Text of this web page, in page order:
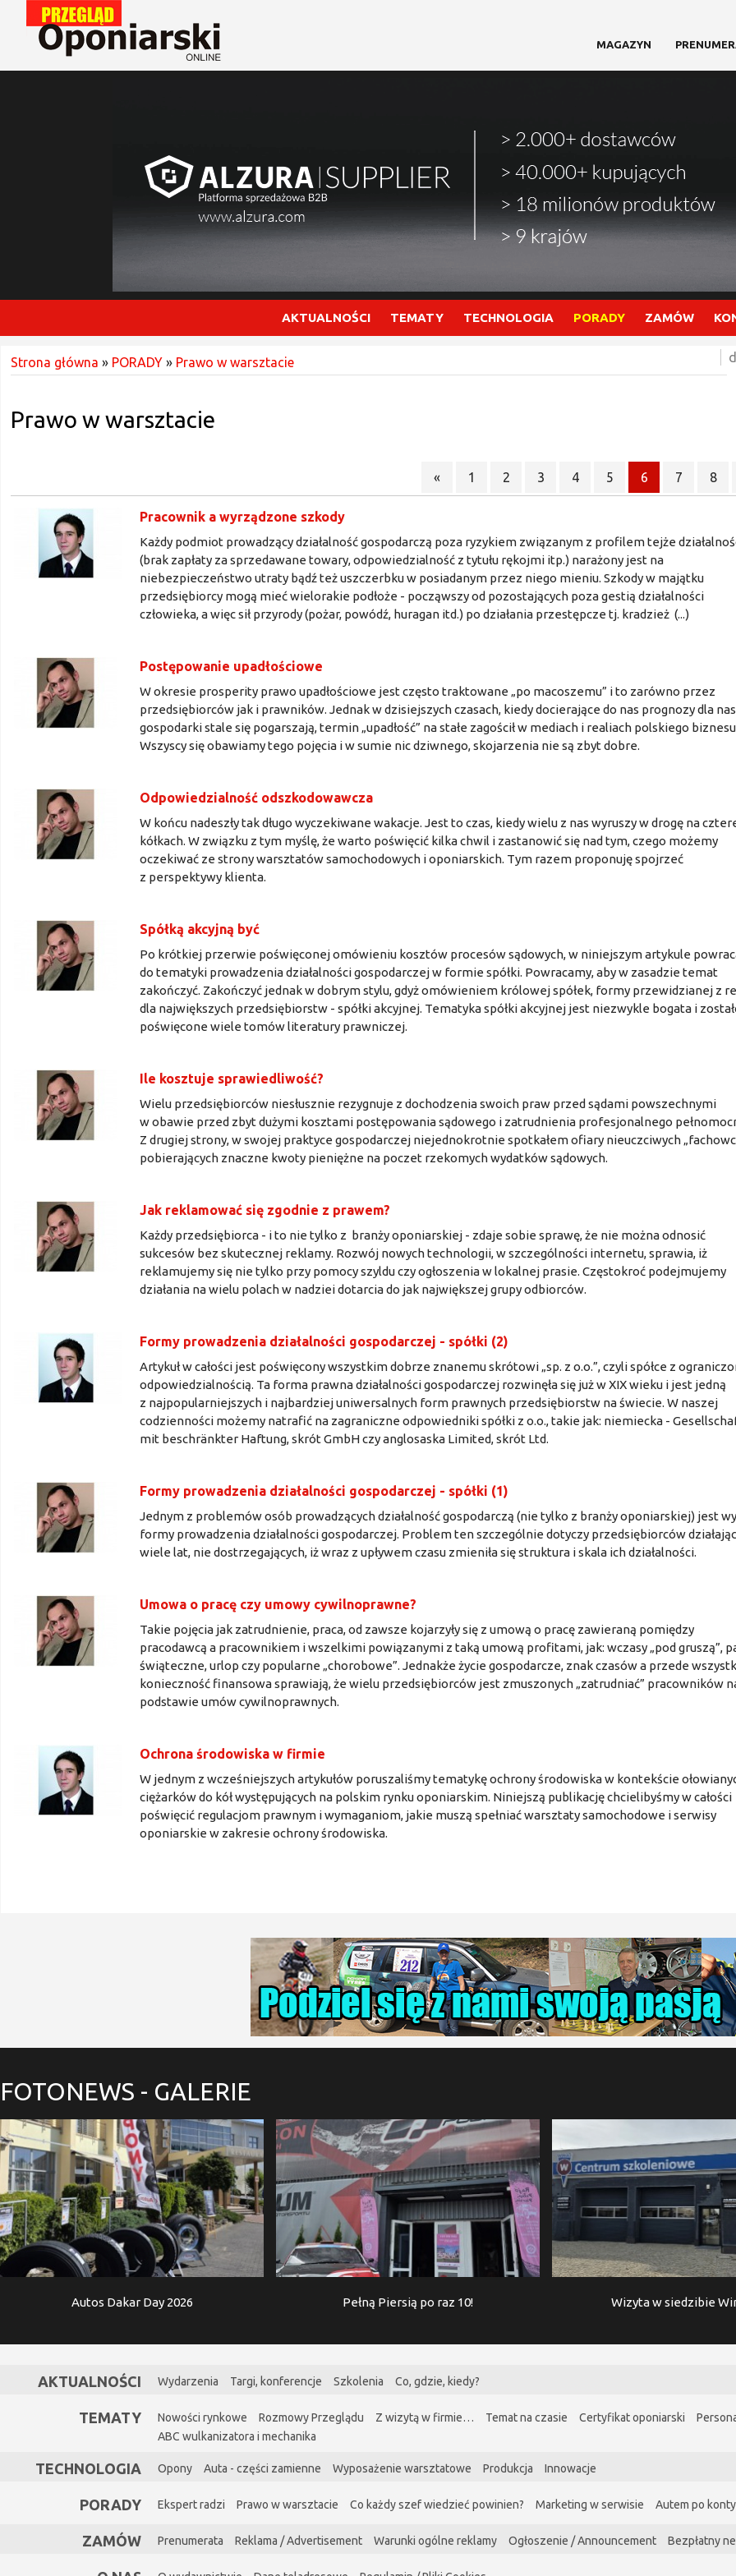
MAGAZYN
AKTUALNOŚCI TEMATY TECHNOLOGIA PORADY ZAMÓW
Strona główna » PORADY » Prawo w warsztacie
Prawo w warsztacie
« 1 2 3 4 5 6 7 8
Pracownik a wyrządzone szkody
Każdy podmiot prowadzący działalność gospodarczą poza ryzykiem związanym z profilem tejże
(brak zapłaty za sprzedawane towary, odpowiedzialność z tytułu rękojmi itp.) narażony jest na
niebezpieczeństwo utraty bądź też uszczerbku w posiadanym przez niego mieniu. Szkody w majątku
przedsiębiorcy mogą mieć wielorakie podłoże - począwszy od pozostających poza gestią działalności
człowieka, a więc sił przyrody (pożar, powódź, huragan itd.) po działania przestępcze tj. kradzież (...)
Postępowanie upadłościowe
W okresie prosperity prawo upadłościowe jest często traktowane „po macoszemu” i to zarówno przez
przedsiębiorców jak i prawników. Jednak w dzisiejszych czasach, kiedy docierające do nas prognozy dla
gospodarki stale się pogarszają, termin „upadłość” na stałe zagościł w mediach i realiach polskiego
Wszyscy się obawiamy tego pojęcia i w sumie nic dziwnego, skojarzenia nie są zbyt dobre.
Odpowiedzialność odszkodowawcza
W końcu nadeszły tak długo wyczekiwane wakacje. Jest to czas, kiedy wielu z nas wyruszy w drogę na
kółkach. W związku z tym myślę, że warto poświęcić kilka chwil i zastanowić się nad tym, czego możemy
oczekiwać ze strony warsztatów samochodowych i oponiarskich. Tym razem proponuję spojrzeć
z perspektywy klienta.
Spółką akcyjną być
Po krótkiej przerwie poświęconej omówieniu kosztów procesów sądowych, w niniejszym artykule
do tematyki prowadzenia działalności gospodarczej w formie spółki. Powracamy, aby w zasadzie temat
zakończyć. Zakończyć jednak w dobrym stylu, gdyż omówieniem królowej spółek, formy przewidzianej z
dla największych przedsiębiorstw - spółki akcyjnej. Tematyka spółki akcyjnej jest niezwykle bogata i
poświęcone wiele tomów literatury prawniczej.
Ile kosztuje sprawiedliwość?
Wielu przedsiębiorców niesłusznie rezygnuje z dochodzenia swoich praw przed sądami powszechnymi
w obawie przed zbyt dużymi kosztami postępowania sądowego i zatrudnienia profesjonalnego
Z drugiej strony, w swojej praktyce gospodarczej niejednokrotnie spotkałem ofiary nieuczciwych
pobierających znaczne kwoty pieniężne na poczet rzekomych wydatków sądowych.
Jak reklamować się zgodnie z prawem?
Każdy przedsiębiorca - i to nie tylko z branży oponiarskiej - zdaje sobie sprawę, że nie można odnosić
sukcesów bez skutecznej reklamy. Rozwój nowych technologii, w szczególności internetu, sprawia, iż
reklamujemy się nie tylko przy pomocy szyldu czy ogłoszenia w lokalnej prasie. Częstokroć podejmujemy
działania na wielu polach w nadziei dotarcia do jak największej grupy odbiorców.
Formy prowadzenia działalności gospodarczej - spółki (2)
Artykuł w całości jest poświęcony wszystkim dobrze znanemu skrótowi „sp. z o.o.”, czyli spółce z
odpowiedzialnością. Ta forma prawna działalności gospodarczej rozwinęła się już w XIX wieku i jest jedną
z najpopularniejszych i najbardziej uniwersalnych form prawnych przedsiębiorstw na świecie. W naszej
codzienności możemy natrafić na zagraniczne odpowiedniki spółki z o.o., takie jak: niemiecka -
mit beschränkter Haftung, skrót GmbH czy anglosaska Limited, skrót Ltd.
Formy prowadzenia działalności gospodarczej - spółki (1)
Jednym z problemów osób prowadzących działalność gospodarczą (nie tylko z branży oponiarskiej) jest
formy prowadzenia działalności gospodarczej. Problem ten szczególnie dotyczy przedsiębiorców
wiele lat, nie dostrzegających, iż wraz z upływem czasu zmieniła się struktura i skala ich działalności.
Umowa o pracę czy umowy cywilnoprawne?
Takie pojęcia jak zatrudnienie, praca, od zawsze kojarzyły się z umową o pracę zawieraną pomiędzy
pracodawcą a pracownikiem i wszelkimi powiązanymi z taką umową profitami, jak: wczasy „pod gruszą”,
świąteczne, urlop czy popularne „chorobowe”. Jednakże życie gospodarcze, znak czasów a przede
konieczność finansowa sprawiają, że wielu przedsiębiorców jest zmuszonych „zatrudniać” pracowników
podstawie umów cywilnoprawnych.
Ochrona środowiska w firmie
W jednym z wcześniejszych artykułów poruszaliśmy tematykę ochrony środowiska w kontekście
ciężarków do kół występujących na polskim rynku oponiarskim. Niniejszą publikację chcielibyśmy w całości
poświęcić regulacjom prawnym i wymaganiom, jakie muszą spełniać warsztaty samochodowe i serwisy
oponiarskie w zakresie ochrony środowiska.
FOTONEWS - GALERIE
Autos Dakar Day 2026 Pełną Piersią po raz 10! Wizyta w siedzibie
AKTUALNOŚCI Wydarzenia Targi, konferencje Szkolenia Co, gdzie, kiedy?
TEMATY Nowości rynkowe Rozmowy Przeglądu Z wizytą w firmie… Temat na czasie Certyfikat oponiarski
ABC wulkanizatora i mechanika
TECHNOLOGIA Opony Auta - części zamienne Wyposażenie warsztatowe Produkcja Innowacje
PORADY Ekspert radzi Prawo w warsztacie Co każdy szef wiedzieć powinien? Marketing w serwisie Autem po
ZAMÓW Prenumerata Reklama / Advertisement Warunki ogólne reklamy Ogłoszenie / Announcement Bezpłatny